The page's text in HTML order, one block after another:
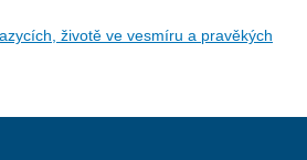
životě ve vesmíru a pravěkých